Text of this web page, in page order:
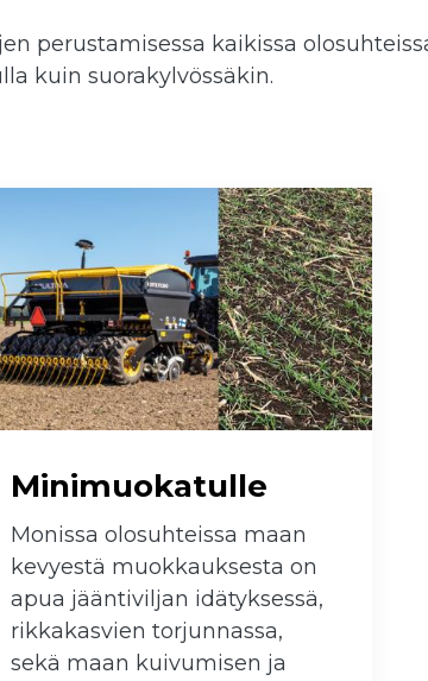
perustamisessa kaikissa
kuin suorakylvössäkin.
Minimuokatulle
Monissa olosuhteissa maan
kevyestä muokkauksesta on
apua jääntiviljan idätyksessä,
rikkakasvien torjunnassa,
sekä maan kuivumisen ja